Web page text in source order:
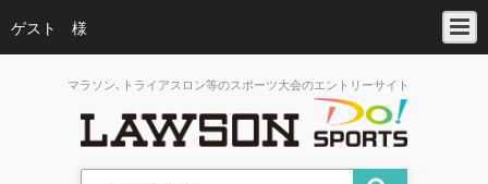
ゲスト 様
マラソン､トライアスロン等のスポーツ大会のエントリーサイト